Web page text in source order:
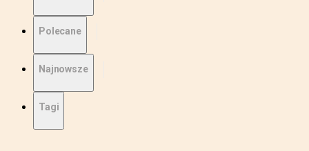
Polecane
Najnowsze
Tagi